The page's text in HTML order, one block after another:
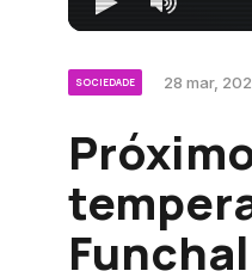
SOCIEDADE 28 mar,